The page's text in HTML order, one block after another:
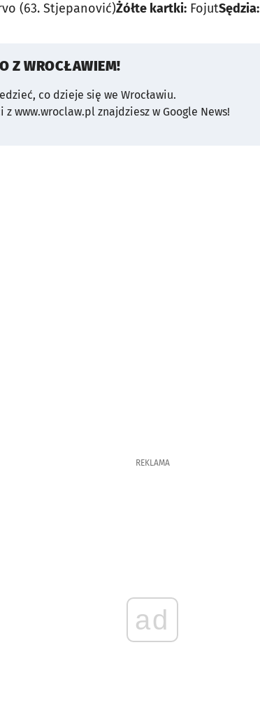
(63. Stjepanović)Żółte kartki: FojutSędzia:
Z WROCŁAWIEM!
co dzieje się we Wrocławiu.
www.wroclaw.pl znajdziesz w Google News!
REKLAMA
ad